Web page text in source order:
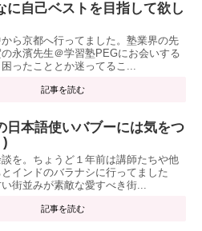
に自己ベストを目指して欲し
ら京都へ行ってました。塾業界の先
永濱先生＠学習塾PEGにお会いする
ったこととか迷ってるこ...
記事を読む
日本語使いバブーには気をつ
)
を。ちょうど１年前は講師たちや他
インドのバラナシに行ってました
街並みが素敵な愛すべき街...
記事を読む